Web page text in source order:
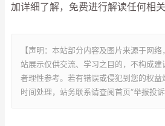
加详细了解，免费进行解读任何相关
【声明：本站部分内容及图片来源于网
站展示仅供交流、学习之目的，不构成
者理性参考。若有错误或侵犯到您的权
时间处理，站务联系请查阅首页“举报投诉